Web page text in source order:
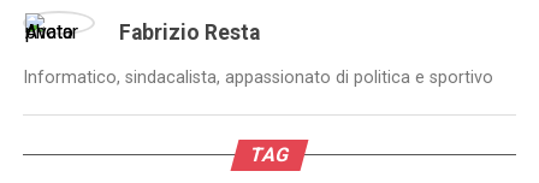
Fabrizio Resta
Informatico, sindacalista, appassionato di politica e sportivo
TAG